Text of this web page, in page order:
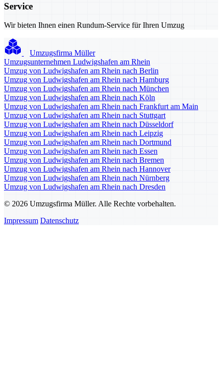
Service
Wir bieten Ihnen einen Rundum-Service für Ihren Umzug
Umzugsfirma Müller
Umzugsunternehmen Ludwigshafen am Rhein
Umzug von Ludwigshafen am Rhein nach Berlin
Umzug von Ludwigshafen am Rhein nach Hamburg
Umzug von Ludwigshafen am Rhein nach München
Umzug von Ludwigshafen am Rhein nach Köln
Umzug von Ludwigshafen am Rhein nach Frankfurt am Main
Umzug von Ludwigshafen am Rhein nach Stuttgart
Umzug von Ludwigshafen am Rhein nach Düsseldorf
Umzug von Ludwigshafen am Rhein nach Leipzig
Umzug von Ludwigshafen am Rhein nach Dortmund
Umzug von Ludwigshafen am Rhein nach Essen
Umzug von Ludwigshafen am Rhein nach Bremen
Umzug von Ludwigshafen am Rhein nach Hannover
Umzug von Ludwigshafen am Rhein nach Nürnberg
Umzug von Ludwigshafen am Rhein nach Dresden
© 2026 Umzugsfirma Müller. Alle Rechte vorbehalten.
Impressum Datenschutz